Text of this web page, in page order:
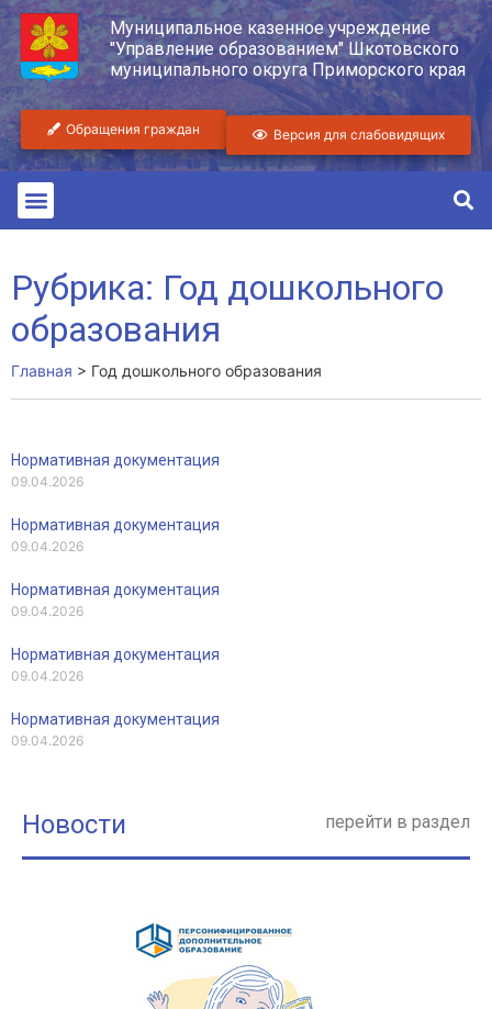
Муниципальное казенное учреждение
"Управление образованием" Шкотовского
муниципального округа Приморского края
Обращения граждан Версия для слабовидящих
Рубрика: Год дошкольного
образования
Главная > Год дошкольного образования
Нормативная документация
09.04.2026
Нормативная документация
09.04.2026
Нормативная документация
09.04.2026
Нормативная документация
09.04.2026
Нормативная документация
09.04.2026
Новости перейти в раздел